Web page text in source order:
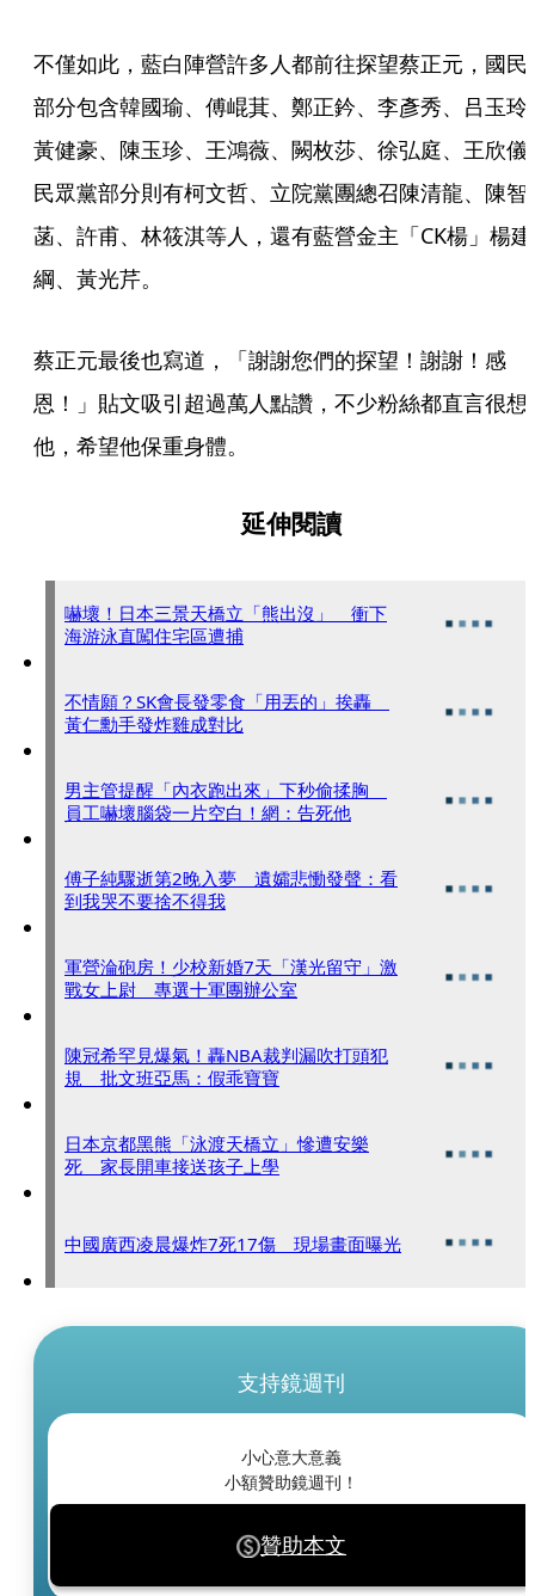
不僅如此，藍白陣營許多人都前往探望蔡正元，國民
部分包含韓國瑜、傅崐萁、鄭正鈐、李彥秀、吕玉玲
黃健豪、陳玉珍、王鴻薇、闕枚莎、徐弘庭、王欣儀
民眾黨部分則有柯文哲、立院黨團總召陳清龍、陳智
菡、許甫、林筱淇等人，還有藍營金主「CK楊」楊建
綱、黃光芹。
蔡正元最後也寫道，「謝謝您們的探望！謝謝！感
恩！」貼文吸引超過萬人點讚，不少粉絲都直言很想
他，希望他保重身體。
延伸閱讀
嚇壞！日本三景天橋立「熊出沒」 衝下
海游泳直闖住宅區遭捕
不情願？SK會長發零食「用丟的」挨轟
黃仁勳手發炸雞成對比
男主管提醒「內衣跑出來」下秒偷揉胸
員工嚇壞腦袋一片空白！網：告死他
傅子純驟逝第2晚入夢 遺孀悲慟發聲：看
到我哭不要捨不得我
軍營淪砲房！少校新婚7天「漢光留守」激
戰女上尉 專選十軍團辦公室
陳冠希罕見爆氣！轟NBA裁判漏吹打頭犯
規 批文班亞馬：假乖寶寶
日本京都黑熊「泳渡天橋立」慘遭安樂
死 家長開車接送孩子上學
中國廣西凌晨爆炸7死17傷 現場畫面曝光
支持鏡週刊
小心意大意義
小額贊助鏡週刊！
贊助本文